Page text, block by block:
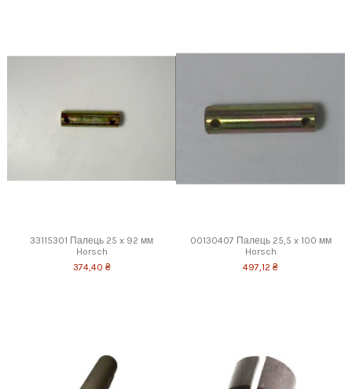
33115301 Палець 25 x 92 мм
Horsch
374,40 ₴
00130407 Палець 25,5 x 100 мм
Horsch
497,12 ₴